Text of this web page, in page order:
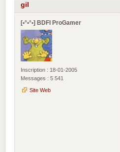
gil
[•°•°•] BDFI ProGamer
Inscription : 18-01-2005
Messages : 5 541
Site Web